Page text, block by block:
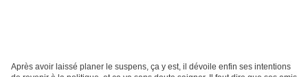
Après avoir laissé planer le suspens, ça y est, il dévoile enfin ses intentions